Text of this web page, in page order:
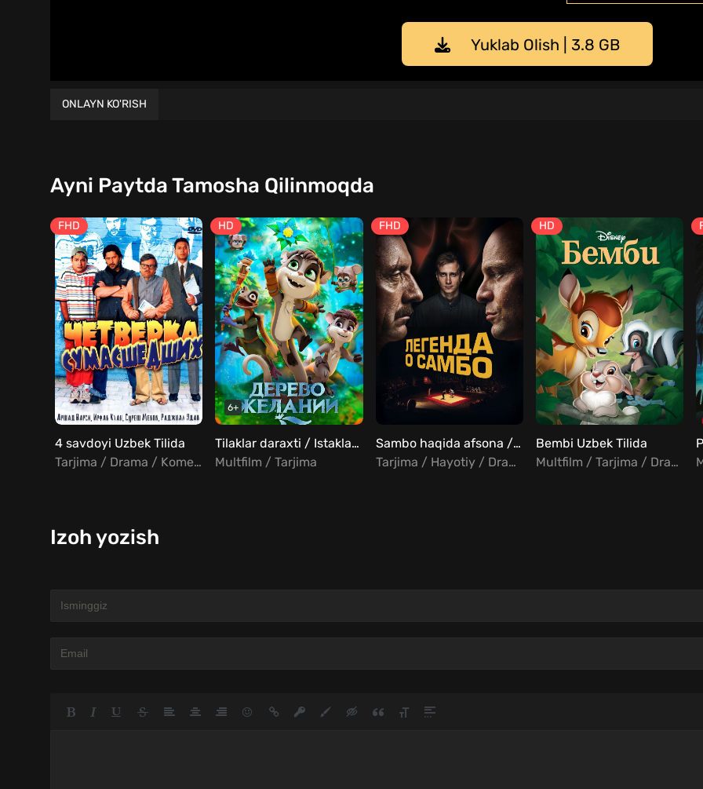
Yuklab Olish | 3.8 GB
ONLAYN KO'RISH
Ayni Paytda Tamosha Qilinmoqda
FHD
4 savdoyi Uzbek Tilida
Tarjima / Drama / Komediya / Sarguzasht / Hind
HD
6+
Tilaklar daraxti / Istaklar daraxti / Orzular daraxti Uzbek Tilida
Multfilm / Tarjima
FHD
Sambo haqida afsona / Sambo afsonasi Uzbek tilida
Tarjima / Hayotiy / Drama / Sarguzasht
HD
Bembi Uzbek Tilida
Multfilm / Tarjima / Drama / Sarguzasht
Izoh yozish